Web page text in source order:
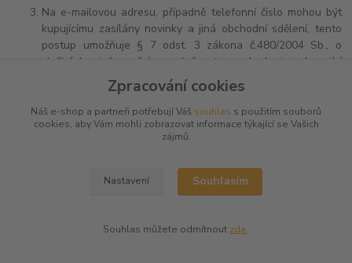
Na e-mailovou adresu, případně telefonní číslo mohou být
kupujícímu zasílány novinky a jiná obchodní sdělení, tento
postup umožňuje § 7 odst. 3 zákona č.480/2004 Sb., o
službách informační společnosti, pokud jej kupující
neodmítne. Tato sdělení lze kdykoliv jakýmkoliv způsobem –
například zasláním e-mailu nebo proklikem na odkaz
v obchodním sdělení – odhlásit.
Vaši spokojenost s nákupem zjišťujeme prostřednictvím e-
do něhož je náš e-shop zapojen. Ty vám zasíláme pokaždé,
když u nás nakoupíte, pokud ve smyslu § 7 odst. 3 zákona č.
jejich zasílání neodmítnete. Zpracování osobních údajů pro
účely zaslání dotazníků v rámci programu Ověřeno
Zpracování cookies
Náš e-shop a partneři potřebují Váš souhlas s použitím souborů
cookies, aby Vám mohli zobrazovat informace týkající se Vašich
zájmů.
Nastavení Souhlasím
Souhlas můžete odmítnout zde.